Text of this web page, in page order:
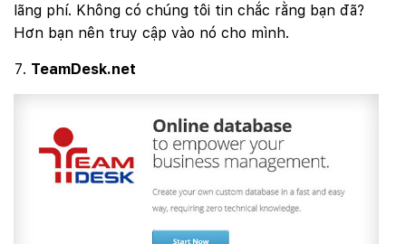
lãng phí. Không có chúng tôi tin chắc rằng bạn đã?
Hơn bạn nên truy cập vào nó cho mình.
TeamDesk.net